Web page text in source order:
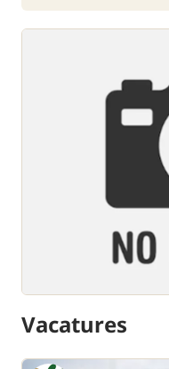
Vacatures